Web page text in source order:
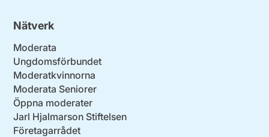
Nätverk
Moderata
Ungdomsförbundet
Moderatkvinnorna
Moderata Seniorer
Öppna moderater
Jarl Hjalmarson Stiftelsen
Företagarrådet